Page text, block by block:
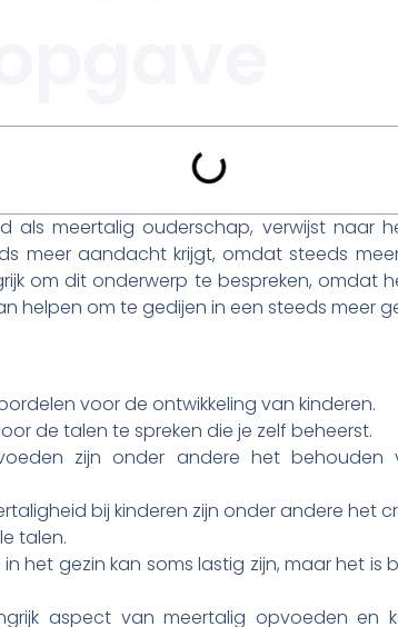
als meertalig ouderschap, verwijst naar
meer aandacht krijgt, omdat steeds
om dit onderwerp te bespreken, omdat
helpen om te gedijen in een steeds meer
voor de ontwikkeling van kinderen.
de talen te spreken die je zelf beheerst.
zijn onder andere het
bij kinderen zijn onder andere het
talen.
het gezin kan soms lastig zijn, maar het is
aspect van meertalig opvoeden en